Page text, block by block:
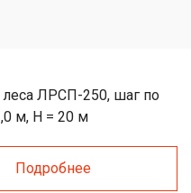
Подробнее